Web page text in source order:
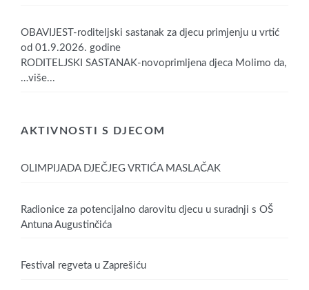
OBAVIJEST-roditeljski sastanak za djecu primjenju u vrtić
od 01.9.2026. godine
RODITELJSKI SASTANAK-novoprimljena djeca Molimo da,
…više...
AKTIVNOSTI S DJECOM
OLIMPIJADA DJEČJEG VRTIĆA MASLAČAK
Radionice za potencijalno darovitu djecu u suradnji s OŠ
Antuna Augustinčića
Festival regveta u Zaprešiću